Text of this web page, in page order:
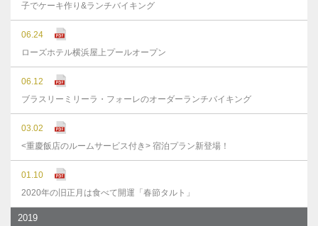
子でケーキ作り&ランチバイキング
06.24
ローズホテル横浜屋上プールオープン
06.12
ブラスリーミリーラ・フォーレのオーダーランチバイキング
03.02
<重慶飯店のルームサービス付き> 宿泊プラン新登場！
01.10
2020年の旧正月は食べて開運「春節タルト」
2019